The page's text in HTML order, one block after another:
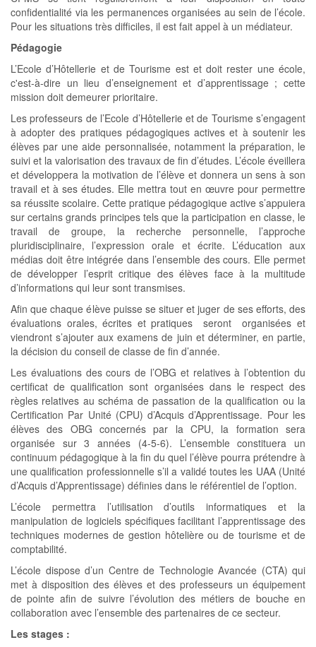
confidentialité via les permanences organisées au sein de l’école.
Pour les situations très difficiles, il est fait appel à un médiateur.
Pédagogie
L’Ecole d’Hôtellerie et de Tourisme est et doit rester une école,
c'est-à-dire un lieu d’enseignement et d’apprentissage ; cette
mission doit demeurer prioritaire.
Les professeurs de l’Ecole d’Hôtellerie et de Tourisme s’engagent
à adopter des pratiques pédagogiques actives et à soutenir les
élèves par une aide personnalisée, notamment la préparation, le
suivi et la valorisation des travaux de fin d’études. L’école éveillera
et développera la motivation de l’élève et donnera un sens à son
travail et à ses études. Elle mettra tout en œuvre pour permettre
sa réussite scolaire. Cette pratique pédagogique active s’appuiera
sur certains grands principes tels que la participation en classe, le
travail de groupe, la recherche personnelle, l’approche
pluridisciplinaire, l’expression orale et écrite. L’éducation aux
médias doit être intégrée dans l’ensemble des cours. Elle permet
de développer l’esprit critique des élèves face à la multitude
d’informations qui leur sont transmises.
Afin que chaque élève puisse se situer et juger de ses efforts, des
évaluations orales, écrites et pratiques seront organisées et
viendront s’ajouter aux examens de juin et déterminer, en partie,
la décision du conseil de classe de fin d’année.
Les évaluations des cours de l’OBG et relatives à l’obtention du
certificat de qualification sont organisées dans le respect des
règles relatives au schéma de passation de la qualification ou la
Certification Par Unité (CPU) d’Acquis d’Apprentissage. Pour les
élèves des OBG concernés par la CPU, la formation sera
organisée sur 3 années (4-5-6). L’ensemble constituera un
continuum pédagogique à la fin du quel l’élève pourra prétendre à
une qualification professionnelle s’il a validé toutes les UAA (Unité
d’Acquis d’Apprentissage) définies dans le référentiel de l’option.
L’école permettra l’utilisation d’outils informatiques et la
manipulation de logiciels spécifiques facilitant l’apprentissage des
techniques modernes de gestion hôtelière ou de tourisme et de
comptabilité.
L’école dispose d’un Centre de Technologie Avancée (CTA) qui
met à disposition des élèves et des professeurs un équipement
de pointe afin de suivre l’évolution des métiers de bouche en
collaboration avec l’ensemble des partenaires de ce secteur.
Les stages :